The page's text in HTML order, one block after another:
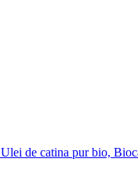
Ulei de catina pur bio,